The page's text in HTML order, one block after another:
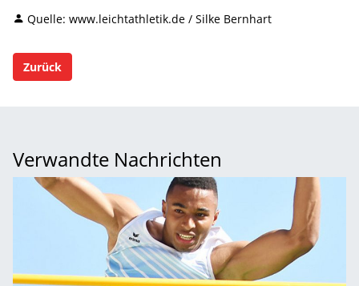
Quelle: www.leichtathletik.de / Silke Bernhart
Zurück
Verwandte Nachrichten